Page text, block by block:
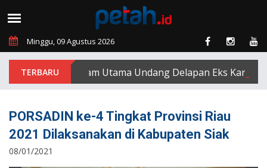
Minggu, 09 Agustus 2026
PT Padasa Enam Utama Undang Delapan Eks
PORSADIN ke-4 Tingkat Provinsi Riau
2021 Dilaksanakan di Kabupaten Siak
08/01/2021